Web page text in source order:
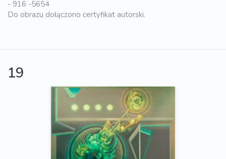
- 916 -5654
Do obrazu dołączono certyfikat autorski.
19